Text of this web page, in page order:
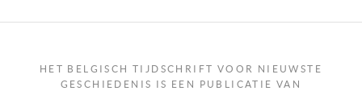
HET BELGISCH TIJDSCHRIFT VOOR NIEUWSTE
GESCHIEDENIS IS EEN PUBLICATIE VAN